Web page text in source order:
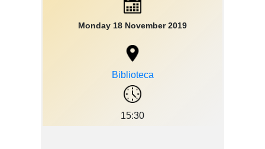
Monday 18 November 2019
Biblioteca
15:30